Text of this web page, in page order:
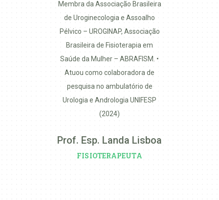
⁠Membra da Associação Brasileira
de Uroginecologia e Assoalho
Pélvico – UROGINAP, Associação
Brasileira de Fisioterapia em
Saúde da Mulher – ABRAFISM. •⁠
⁠Atuou como colaboradora de
pesquisa no ambulatório de
Urologia e Andrologia UNIFESP
(2024)
Prof. Esp. Landa Lisboa
FISIOTERAPEUTA